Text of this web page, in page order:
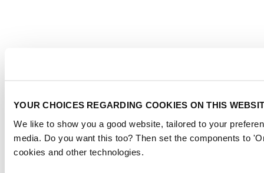
YOUR CHOICES REGARDING COOKIES ON THIS
We like to show you a good website, tailored to your
media. Do you want this too? Then set the components to
cookies and other technologies.